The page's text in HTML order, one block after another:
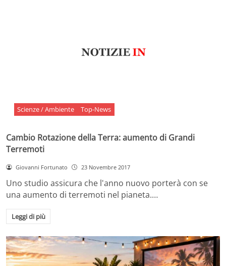
Scienze / Ambiente Top-News
Cambio Rotazione della Terra: aumento di Grandi
Terremoti
Giovanni Fortunato 23 Novembre 2017
Uno studio assicura che l'anno nuovo porterà con se
una aumento di terremoti nel pianeta.…
Leggi di più